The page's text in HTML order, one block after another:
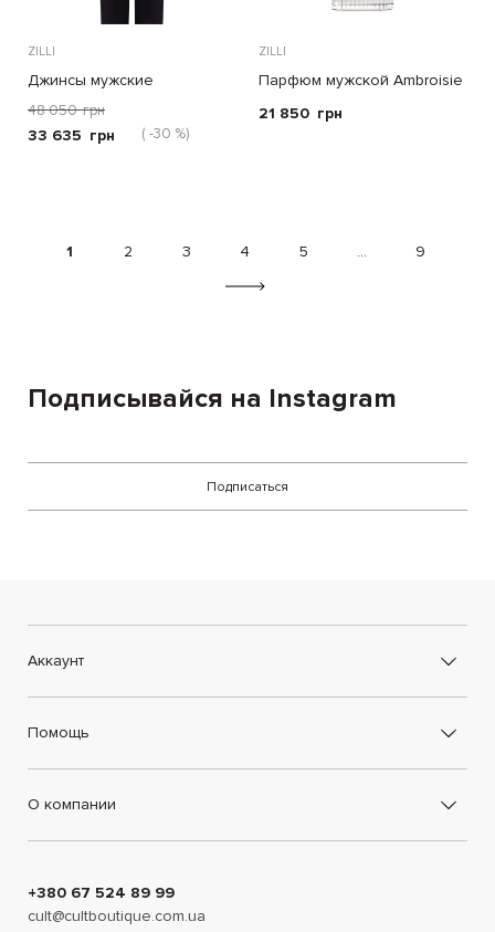
ZILLI
Джинсы мужские
48 050 грн
33 635 грн ( -30 %)
ZILLI
Парфюм мужской Ambroisie
21 850 грн
1 2 3 4 5 ... 9
Подписывайся на Instagram
Подписаться
Аккаунт
Помощь
О компании
+380 67 524 89 99
cult@cultboutique.com.ua